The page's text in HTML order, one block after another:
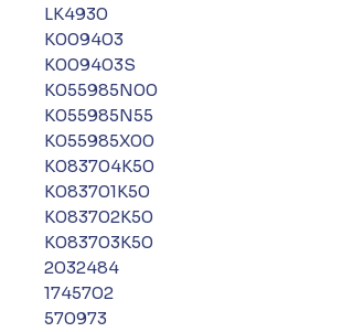
LK4930
K009403
K009403S
K055985N00
K055985N55
K055985X00
K083704K50
K083701K50
K083702K50
K083703K50
2032484
1745702
570973